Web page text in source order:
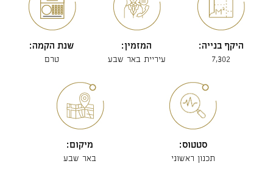
היקף בנייה:
7,302
המזמין:
עיריית באר שבע
שנת הקמה:
טרם
סטטוס:
תכנון ראשוני
מיקום:
באר שבע